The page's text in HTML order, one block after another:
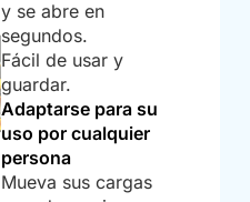
y se abre en
segundos.
Fácil de usar y
guardar.
Adaptarse para su
uso por cualquier
persona
Mueva sus cargas